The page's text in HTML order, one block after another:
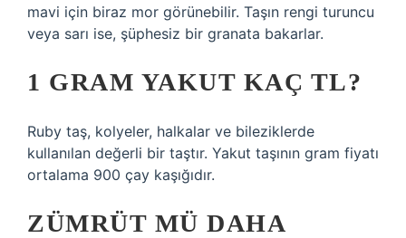
mavi için biraz mor görünebilir. Taşın rengi turuncu
veya sarı ise, şüphesiz bir granata bakarlar.
1 GRAM YAKUT KAÇ TL?
Ruby taş, kolyeler, halkalar ve bileziklerde
kullanılan değerli bir taştır. Yakut taşının gram fiyatı
ortalama 900 çay kaşığıdır.
ZÜMRÜT MÜ DAHA